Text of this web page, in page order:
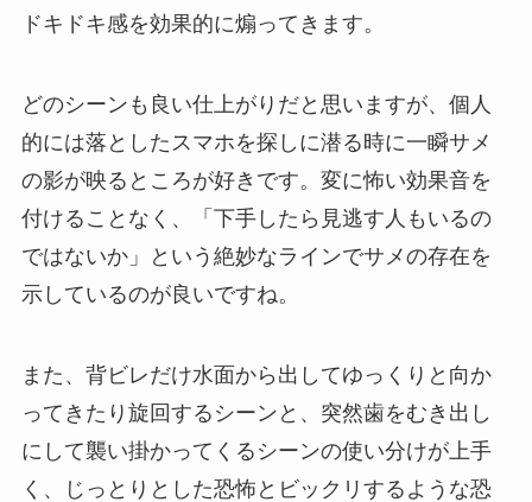
ドキドキ感を効果的に煽ってきます。
どのシーンも良い仕上がりだと思いますが、個人
的には落としたスマホを探しに潜る時に一瞬サメ
の影が映るところが好きです。変に怖い効果音を
付けることなく、「下手したら見逃す人もいるの
ではないか」という絶妙なラインでサメの存在を
示しているのが良いですね。
また、背ビレだけ水面から出してゆっくりと向か
ってきたり旋回するシーンと、突然歯をむき出し
にして襲い掛かってくるシーンの使い分けが上手
く、じっとりとした恐怖とビックリするような恐